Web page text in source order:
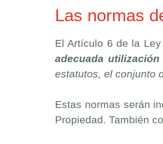
Las normas
El Artículo 6 de la
adecuada
estatutos, el conjunto
Estas normas serán
Propiedad. También